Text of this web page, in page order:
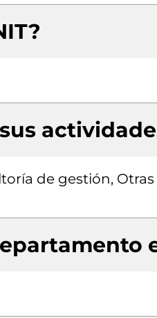
de gestión,